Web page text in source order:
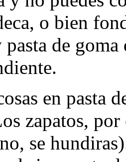
o bien
de
en pasta
zapatos, por
se